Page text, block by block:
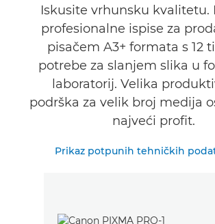
KUPITE TINTU
Iskusite vrhunsku kvalitetu.
profesionalne ispise za
pisačem A3+ formata s 12
potrebe za slanjem slika u
laboratorij. Velika
podrška za velik broj medija
najveći profit.
Prikaz potpunih tehničkih